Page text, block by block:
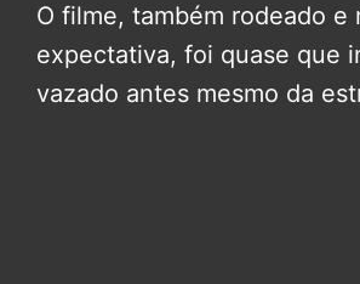
O filme, também rodeado e
expectativa, foi quase que
vazado antes mesmo da